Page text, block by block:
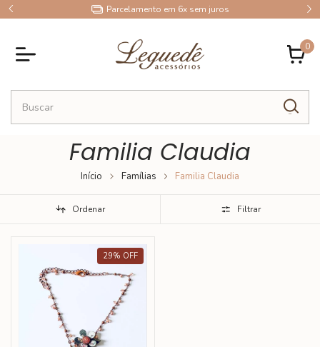
Parcelamento em 6x sem juros
0
Familia Claudia
Início Famílias Familia Claudia
Ordenar Filtrar
29% OFF